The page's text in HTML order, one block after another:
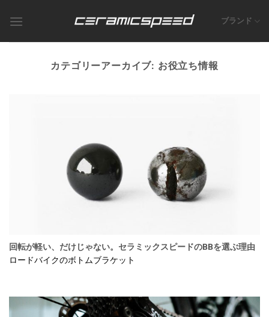
ブランド
カテゴリーアーカイブ: お役立ち情報
回転が軽い、だけじゃない。セラミックスピードのBBを選ぶ理由
ロードバイクのボトムブラケット